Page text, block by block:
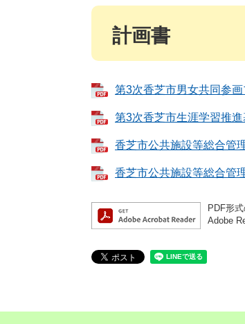
計画書
第3次香芝市男女共同参
第3次香芝市生涯学習推
香芝市公共施設等総合管
香芝市公共施設等総合管
PDF形
Adobe